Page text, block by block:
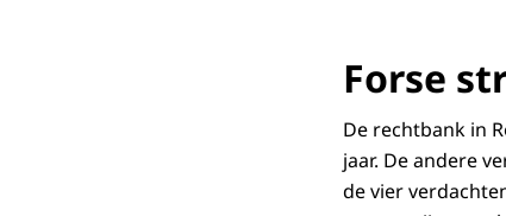
Forse
De rechtbank in
jaar. De andere
de vier